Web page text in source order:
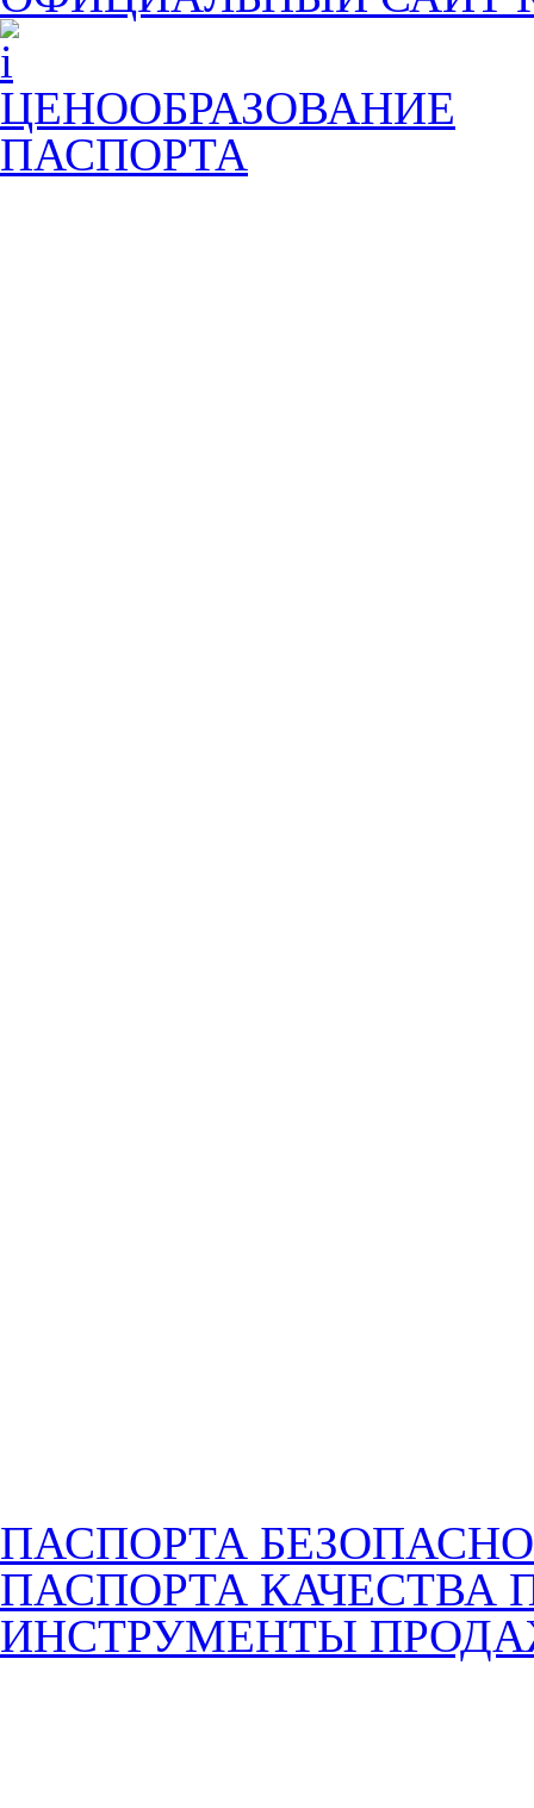
ЦЕНООБРАЗОВАНИЕ
ПАСПОРТА
ПАСПОРТА
ПАСПОРТА КАЧЕСТВА
ИНСТРУМЕНТЫ